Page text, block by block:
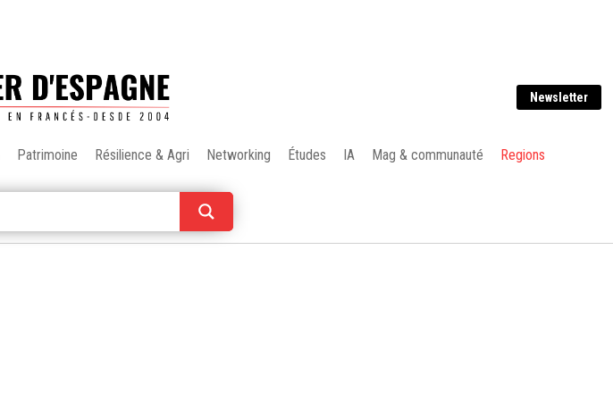
Newsletter
Patrimoine Résilience & Agri Networking Études IA Mag & communauté Regions